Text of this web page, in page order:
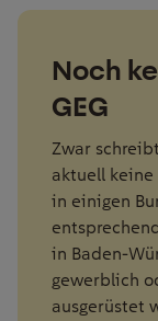
Noch
GEG
Zwar
aktuell
in einigen
in Baden-
gewerblich
ausgerüstet